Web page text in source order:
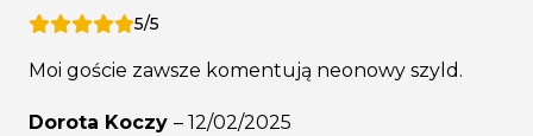
5/5
Moi goście zawsze komentują neonowy szyld.
Dorota Koczy – 12/02/2025